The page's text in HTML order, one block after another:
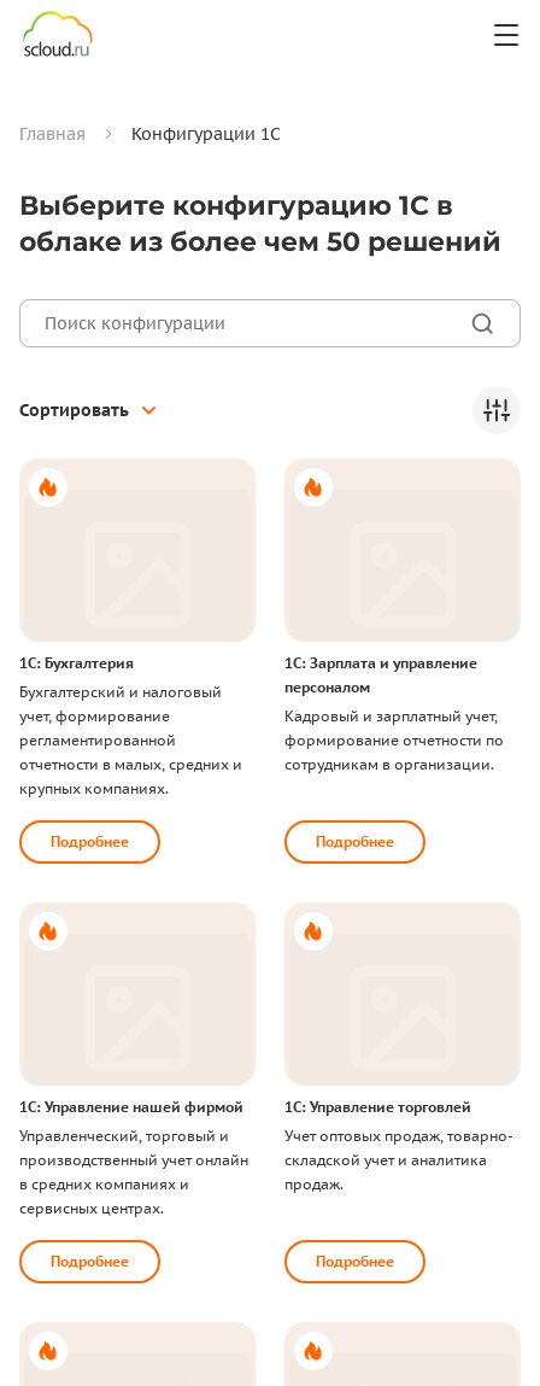
Главная Конфигурации 1С
Выберите конфигурацию 1С в
облаке из более чем 50 решений
Сортировать
1С: Бухгалтерия
Бухгалтерский и налоговый
учет, формирование
регламентированной
отчетности в малых, средних и
крупных компаниях.
Подробнее
1С: Зарплата и управление
персоналом
Кадровый и зарплатный учет,
формирование отчетности по
сотрудникам в организации.
Подробнее
1С: Управление нашей фирмой
Управленческий, торговый и
производственный учет онлайн
в средних компаниях и
сервисных центрах.
Подробнее
1С: Управление торговлей
Учет оптовых продаж, товарно-
складской учет и аналитика
продаж.
Подробнее